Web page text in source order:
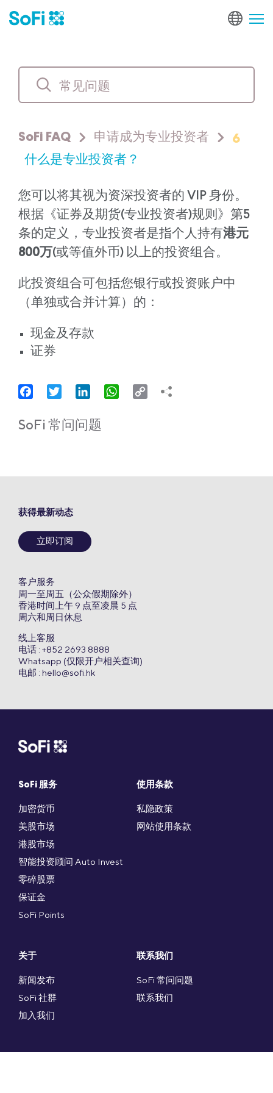
SoFi FAQ 申请成为专业投资者
6
什么是专业投资者？
您可以将其视为资深投资者的 VIP 身份。
根据《证券及期货(专业投资者)规则》第5
条的定义，专业投资者是指个人持有港元
800万(或等值外币) 以上的投资组合。
此投资组合可包括您银行或投资账户中
（单独或合并计算）的：
现金及存款
证券
FacebookTwitter LinkedInWhatsApp
Copy
SoFi 常问问题
SoFi 服务
加密货币
美股市场
港股市场
智能投资顾问 Auto Invest
零碎股票
保证金
SoFi Points
使用条款
私隐政策
网站使用条款
关于
新闻发布
SoFi 社群
加入我们
联系我们
SoFi 常问问题
联系我们
获得最新动态
立即订阅
客户服务
周一至周五（公众假期除外）
香港时间上午 9 点至凌晨 5 点
周六和周日休息
线上客服
电话 : +852 2693 8888
Whatsapp (仅限开户相关查询)
电邮 : hello@sofi.hk